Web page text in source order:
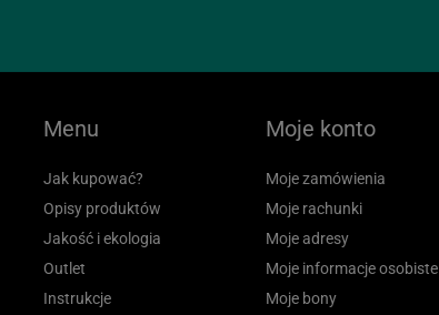
Menu
Jak kupować?
Opisy produktów
Jakość i ekologia
Outlet
Instrukcje
Moje konto
Moje zamówienia
Moje rachunki
Moje adresy
Moje informacje osobiste
Moje bony